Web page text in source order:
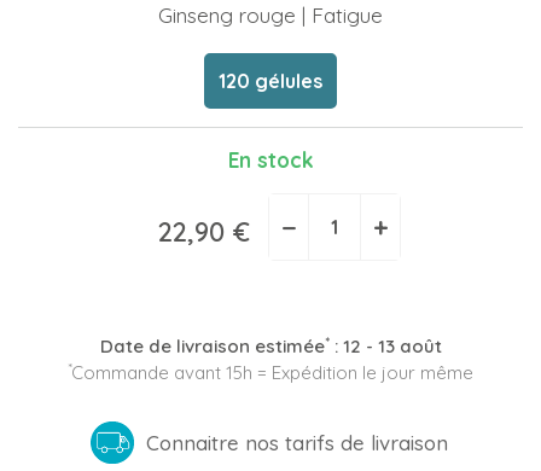
Ginseng rouge | Fatigue
120 gélules
En stock
22,90 € − +
Date de livraison estimée*: 12 - 13 août
*Commande avant 15h = Expédition le jour même
Connaitre nos tarifs de livraison